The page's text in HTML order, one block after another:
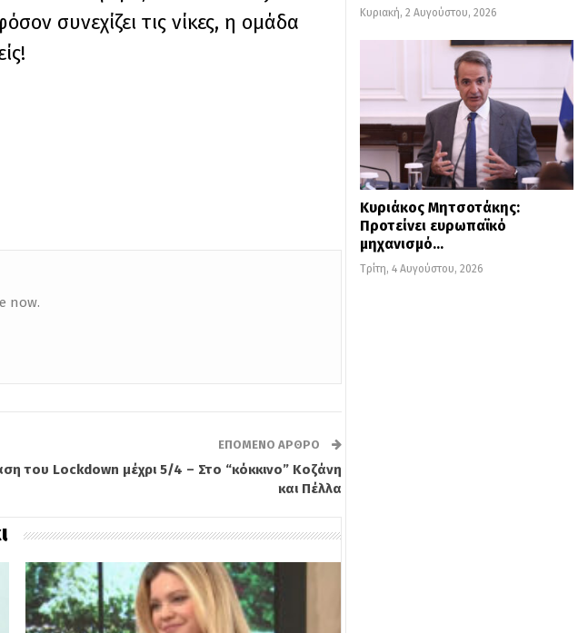
συνεχίζει τις νίκες, η ομάδα
now.
ΕΠΌΜΕΝΟ ΆΡΘΡΟ
του Lockdown μέχρι 5/4 – Στο “κόκκινο” Κοζάνη
και Πέλλα
Κυριακή, 2 Αυγούστου, 2026
Κυριάκος Μητσοτάκης:
Προτείνει ευρωπαϊκό
μηχανισμό…
Τρίτη, 4 Αυγούστου, 2026